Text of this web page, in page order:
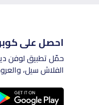
احصل على
حمّل تطبيق لوفن
الفلاش سيل، والعروض